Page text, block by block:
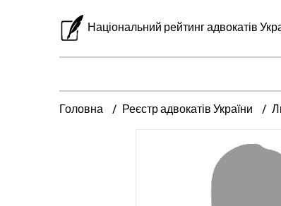
Національний рейтинг адвокатів
Головна Реєстр адвокатів України